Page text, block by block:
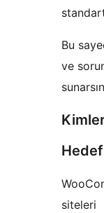
Bu
ve
Hedef
siteleri